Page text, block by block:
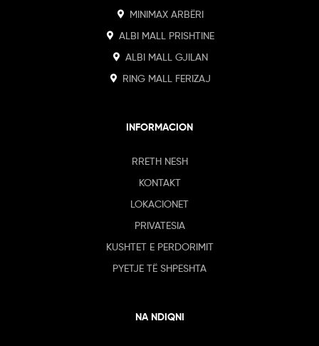
MINIMAX ARBËRI
ALBI MALL PRISHTINE
ALBI MALL GJILAN
RING MALL FERIZAJ
INFORMACION
RRETH NESH
KONTAKT
LOKACIONET
PRIVATESIA
KUSHTET E PERDORIMIT
PYETJE TË SHPESHTA
NA NDIQNI